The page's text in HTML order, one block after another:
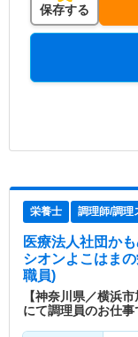
保存する
栄養士 調理師/調理
医療法人社団か
シオンよこはま
職員)
【神奈川県／横浜
にて調理員のお仕